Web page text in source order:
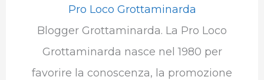
Pro Loco Grottaminarda
Blogger Grottaminarda. La Pro Loco
Grottaminarda nasce nel 1980 per
favorire la conoscenza, la promozione